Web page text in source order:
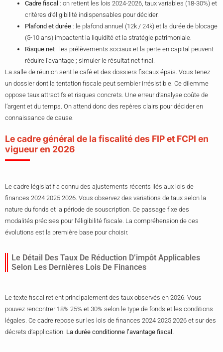
Cadre fiscal : on retient les lois 2024-2026, taux variables (18-30%) et
critères d’éligibilité indispensables pour décider.
Plafond et durée : le plafond annuel (12k / 24k) et la durée de blocage
(5-10 ans) impactent la liquidité et la stratégie patrimoniale.
Risque net : les prélèvements sociaux et la perte en capital peuvent
réduire l’avantage ; simuler le résultat net final.
La salle de réunion sent le café et des dossiers fiscaux épais. Vous tenez
un dossier dont la tentation fiscale peut sembler irrésistible. Ce dilemme
oppose taux attractifs et risques concrets. Une erreur d’analyse coûte de
l’argent et du temps. On attend donc des repères clairs pour décider en
connaissance de cause.
Le cadre général de la fiscalité des FIP et FCPI en
vigueur en 2026
Le cadre législatif a connu des ajustements récents liés aux lois de
finances 2024 2025 2026. Vous observez des variations de taux selon la
nature du fonds et la période de souscription. Ce passage fixe des
modalités précises pour l’éligibilité fiscale. La compréhension de ces
évolutions est la première base pour choisir.
Le Détail Des Taux De Réduction D’impôt Applicables
Selon Les Dernières Lois De Finances
Le texte fiscal retient principalement des taux observés en 2026. Vous
pouvez rencontrer 18% 25% et 30% selon le type de fonds et les conditions
légales. Ce cadre repose sur les lois de finances 2024 2025 2026 et sur des
décrets d’application. La durée conditionne l’avantage fiscal.